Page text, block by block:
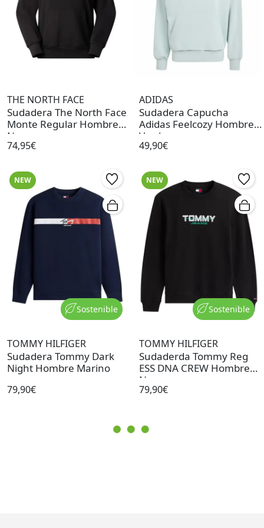
THE NORTH FACE
Sudadera The North Face
Monte Regular Hombre
Negro
74,95€
ADIDAS
Sudadera Capucha
Adidas Feelcozy Hombre
Verde
49,90€
Sostenible
NEW
TOMMY HILFIGER
Sudadera Tommy Dark
Night Hombre Marino
79,90€
Sostenible
NEW
TOMMY HILFIGER
Sudaderda Tommy Reg
ESS DNA CREW Hombre
Negro
79,90€